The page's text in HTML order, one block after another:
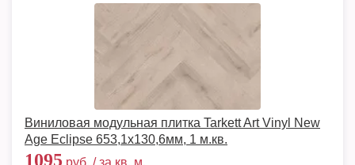
Виниловая модульная плитка Tarkett Art Vinyl New
Age Eclipse 653,1х130,6мм, 1 м.кв.
1095 руб. / за кв. м.